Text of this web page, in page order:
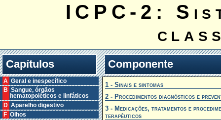
ICPC-2:
Capítulos
A Geral e inespecífico
B Sangue, órgãos
hematopoiéticos e linfáticos
D Aparelho digestivo
F Olhos
Componente
1 - Sinais e sintomas
2 - Procedimentos diagnósticos e
3 - Medicações, tratamentos e
terapêuticos